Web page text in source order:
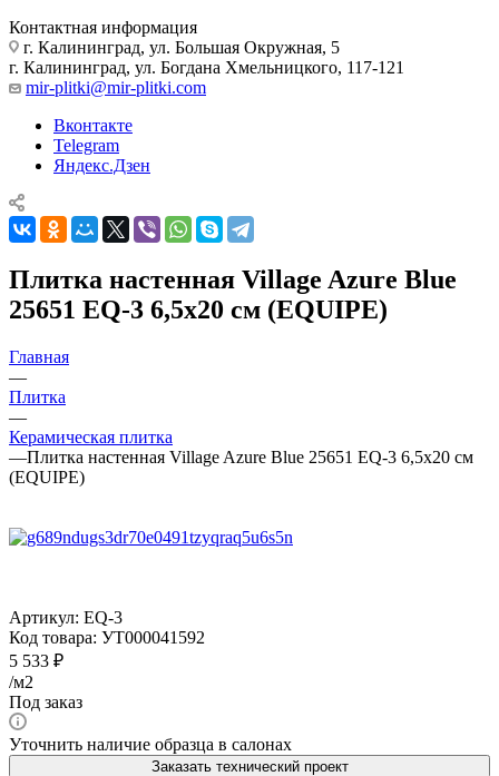
Контактная информация
г. Калининград, ул. Большая Окружная, 5
г. Калининград, ул. Богдана Хмельницкого, 117-121
mir-plitki@mir-plitki.com
Вконтакте
Telegram
Яндекс.Дзен
Плитка настенная Village Azure Blue
25651 EQ-3 6,5x20 см (EQUIPE)
Главная
—
Плитка
—
Керамическая плитка
—Плитка настенная Village Azure Blue 25651 EQ-3 6,5x20 см
(EQUIPE)
Артикул: EQ-3
Код товара: УТ000041592
5 533 ₽
/м2
Под заказ
Уточнить наличие образца в салонах
Заказать технический проект